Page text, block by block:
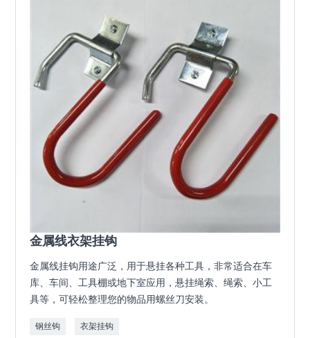
金属线衣架挂钩
金属线挂钩用途广泛，用于悬挂各种工具，非常适合在车
库、车间、工具棚或地下室应用，悬挂绳索、绳索、小工
具等，可轻松整理您的物品用螺丝刀安装。
钢丝钩 衣架挂钩